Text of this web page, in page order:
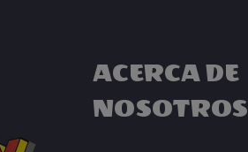
ACERCA DE
NOSOTROS